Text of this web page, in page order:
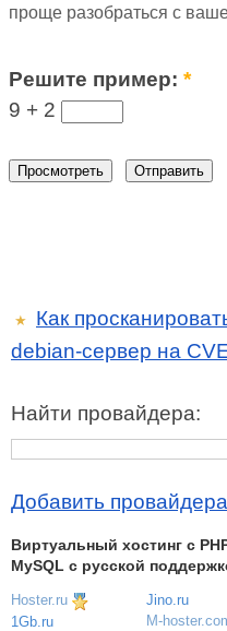
проще разобраться с
Решите пример:*
9 + 2
★
Как
debian-сервер на
Найти провайдера:
Добавить провайдера
Виртуальный хостинг c
MySQL с русской
Hoster.ru
1Gb.ru
Jino.ru
M-